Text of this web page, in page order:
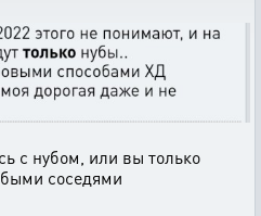
с нубом, или вы только
соседями